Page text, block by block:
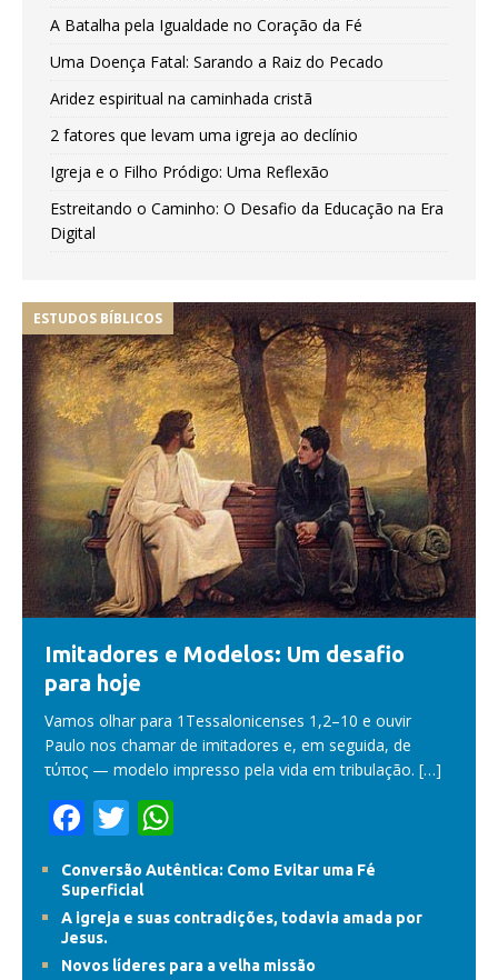
A Batalha pela Igualdade no Coração da Fé
Uma Doença Fatal: Sarando a Raiz do Pecado
Aridez espiritual na caminhada cristã
2 fatores que levam uma igreja ao declínio
Igreja e o Filho Pródigo: Uma Reflexão
Estreitando o Caminho: O Desafio da Educação na Era
Digital
ESTUDOS BÍBLICOS
Imitadores e Modelos: Um desafio
para hoje
Vamos olhar para 1Tessalonicenses 1,2–10 e ouvir
Paulo nos chamar de imitadores e, em seguida, de
τύπος — modelo impresso pela vida em tribulação. […]
F
e
b
o
T
w
itt
er
h
at
s
A
Conversão Autêntica: Como Evitar uma Fé
Superficial
A igreja e suas contradições, todavia amada por
Jesus.
Novos líderes para a velha missão